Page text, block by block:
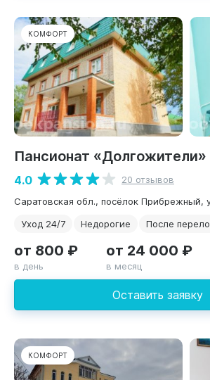
КОМФОРТ
Пансионат «Долгожители»
4.0
20 отзывов
Саратовская обл., посёлок Прибрежный,
Уход 24/7
Недорогие После
Оставить заявку
от 800 ₽
в день
от 24 000 ₽
в месяц
КОМФОРТ